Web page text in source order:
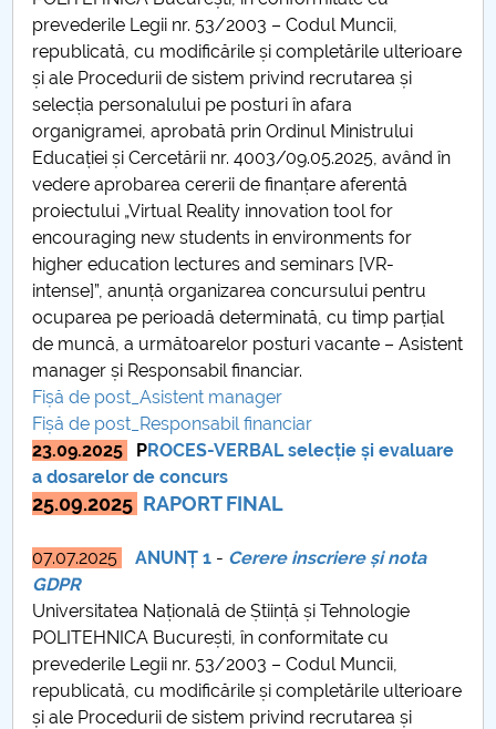
Nr. de telefon si adrese Facultăți
Admitere
Români de pretutindeni - ADMITERE
Senat
Facultăți
Studenți
Ghiduri pentru STUDENȚI
Relații Publice
Relații Internaționale
Proiect PRIM STUD
Proiect SU-ETIC
Protecția datelor personale
prevederile Legii nr. 53/2003 – Codul Muncii,
republicată, cu modificările și completările ulterioare
și ale Procedurii de sistem privind recrutarea și
selecția personalului pe posturi în afara
organigramei, aprobată prin Ordinul Ministrului
Educației și Cercetării nr. 4003/09.05.2025, având în
vedere aprobarea cererii de finanțare aferentă
proiectului „Virtual Reality innovation tool for
encouraging new students in environments for
higher education lectures and seminars [VR-
intense]”, anunță organizarea concursului pentru
ocuparea pe perioadă determinată, cu timp parṭial
de muncă, a următoarelor posturi vacante – Asistent
manager și Responsabil financiar.
Fișă de post_Asistent manager
Fișă de post_Responsabil financiar
23.09.2025
PROCES-VERBAL selecție și evaluare
a dosarelor de concurs
25.09.2025 RAPORT FINAL
07.07.2025 ANUNȚ 1 - Cerere inscriere și nota
GDPR
Universitatea Națională de Știință și Tehnologie
POLITEHNICA București, în conformitate cu
prevederile Legii nr. 53/2003 – Codul Muncii,
republicată, cu modificările și completările ulterioare
și ale Procedurii de sistem privind recrutarea și